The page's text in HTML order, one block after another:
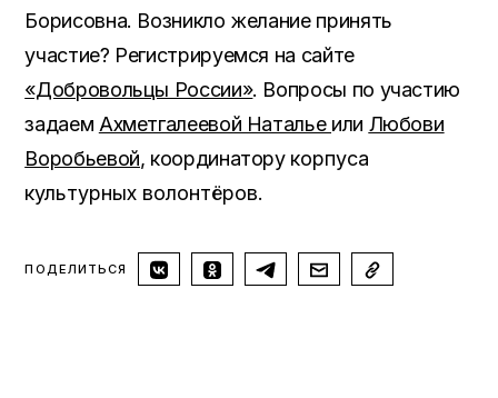
Борисовна. Возникло желание принять
участие? Регистрируемся на сайте
«Добровольцы России». Вопросы по участию
задаем Ахметгалеевой Наталье или Любови
Воробьевой, координатору корпуса
культурных волонтёров.
ПОДЕЛИТЬСЯ